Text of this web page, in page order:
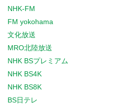
NHK-FM
FM yokohama
文化放送
MRO北陸放送
NHK BSプレミアム
NHK BS4K
NHK BS8K
BS日テレ